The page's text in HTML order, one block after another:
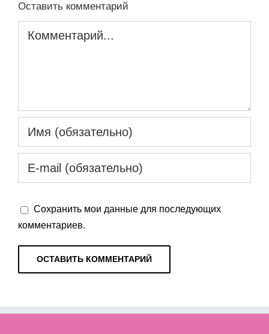
Оставить комментарий
Сохранить мои данные для последующих
комментариев.